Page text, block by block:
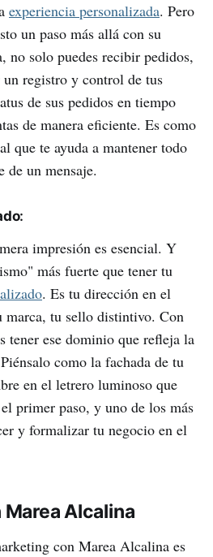
experiencia personalizada. Pero
un paso más allá con su
no solo puedes recibir pedidos,
registro y control de tus
de sus pedidos en tiempo
de manera eficiente. Es como
que te ayuda a mantener todo
de un mensaje.
:
impresión es esencial. Y
más fuerte que tener tu
. Es tu dirección en el
tu sello distintivo. Con
tener ese dominio que refleja la
como la fachada de tu
en el letrero luminoso que
primer paso, y uno de los más
y formalizar tu negocio en el
Alcalina
con Marea Alcalina es